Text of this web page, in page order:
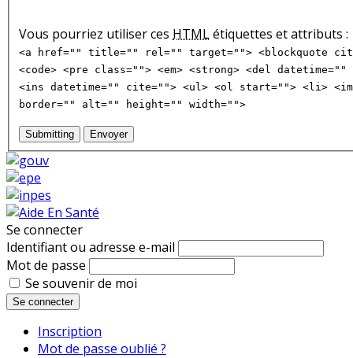
Vous pourriez utiliser ces HTMLétiquettes et attributs :
<a href="" title="" rel="" target=""> <blockquote
<code> <pre class=""> <em> <strong> <del
<ins datetime="" cite=""> <ul> <ol start=""> <li>
border="" alt="" height="" width="">
Submitting Envoyer
Se connecter
Identifiant ou adresse e-mail
Mot de passe
Se souvenir de moi
Se connecter
Inscription
Mot de passe oublié ?